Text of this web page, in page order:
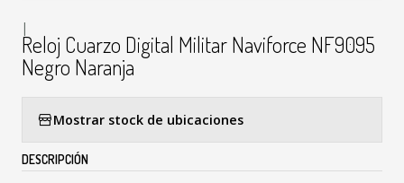
|
Reloj Cuarzo Digital Militar Naviforce NF9095
Negro Naranja
Mostrar stock de ubicaciones
DESCRIPCIÓN